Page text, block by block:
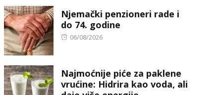
Njemački penzioneri rade i
do 74. godine
Posted
06/08/2026
Najmoćnije piće za paklene
vrućine: Hidrira kao voda, ali